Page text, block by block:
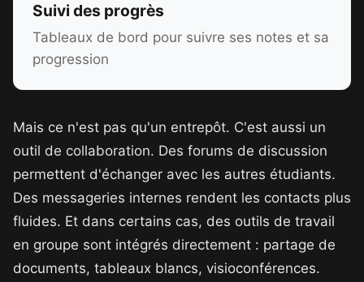
Suivi des progrès
Tableaux de bord pour suivre ses notes et sa
progression
Mais ce n'est pas qu'un entrepôt. C'est aussi un
outil de collaboration. Des forums de discussion
permettent d'échanger avec les autres étudiants.
Des messageries internes rendent les contacts plus
fluides. Et dans certains cas, des outils de travail
en groupe sont intégrés directement : partage de
documents, tableaux blancs, visioconférences.